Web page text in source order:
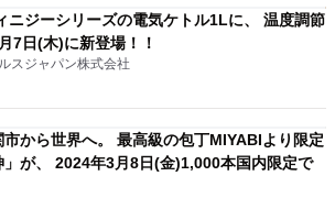
ニジーシリーズの電気ケトル1Lに、 温度調節
7日(木)に新登場！！
スジャパン株式会社
市から世界へ。 最高級の包丁MIYABIより限定
が、 2024年3月8日(金)1,000本国内限定で